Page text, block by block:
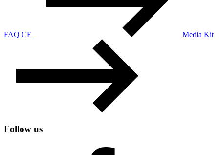
FAQ CE Media Kit
Follow us